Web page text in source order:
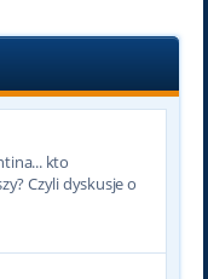
kto
Czyli dyskusje o